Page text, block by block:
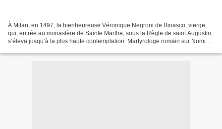
À Milan, en 1497, la bienheureuse Véronique Negroni de Binasco, vierge,
qui, entrée au monastère de Sainte Marthe, sous la Règle de saint Augustin,
s’éleva jusqu’à la plus haute contemplation. Martyrologe romain sur Nominis